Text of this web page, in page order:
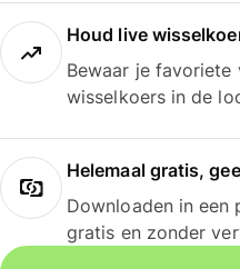
Houd live
Bewaar je
wisselkoers in de
Helemaal gratis,
Downloaden in een
gratis en zonder